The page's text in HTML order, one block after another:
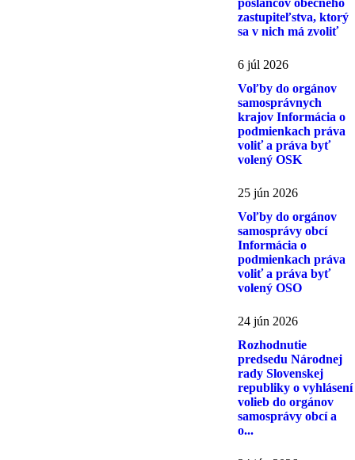
poslancov obecného
zastupiteľstva, ktorý
sa v nich má zvoliť
6 júl 2026
Voľby do orgánov
samosprávnych
krajov Informácia o
podmienkach práva
voliť a práva byť
volený OSK
25 jún 2026
Voľby do orgánov
samosprávy obcí
Informácia o
podmienkach práva
voliť a práva byť
volený OSO
24 jún 2026
Rozhodnutie
predsedu Národnej
rady Slovenskej
republiky o vyhlásení
volieb do orgánov
samosprávy obcí a
o...